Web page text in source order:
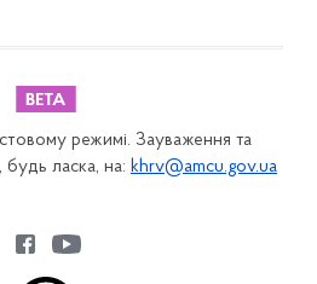
режимі. Зауваження та
будь ласка, на: khrv@amcu.gov.ua